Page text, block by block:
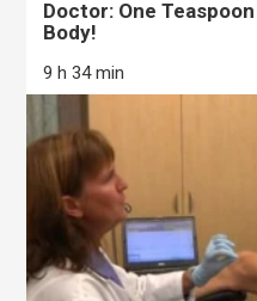
Doctor: One
Body!
9 h 34 min